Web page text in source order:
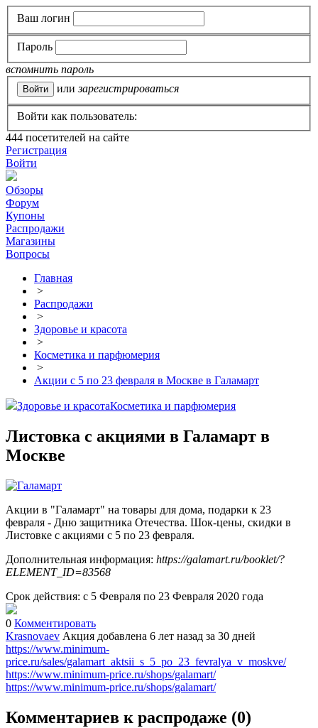
Ваш логин
Пароль
вспомнить пароль
или зарегистрироваться
Войти как пользователь:
444 посетителей на сайте
Регистрация
Войти
Обзоры
Форум
Купоны
Распродажи
Магазины
Вопросы
Главная
>
Распродажи
>
Здоровье и красота
>
Косметика и парфюмерия
>
Акции с 5 по 23 февраля в Москве в Галамарт
Здоровье и красотаКосметика и парфюмерия
Листовка с акциями в Галамарт в
Москве
Акции в "Галамарт" на товары для дома, подарки к 23
февраля - Дню защитника Отечества. Шок-цены, скидки в
Листовке с акциями с 5 по 23 февраля.
Дополнительная информация: https://galamart.ru/booklet/?
ELEMENT_ID=83568
Срок действия: с 5 Февраля по 23 Февраля 2020 года
0 Комментировать
Krasnovaev Акция добавлена 6 лет назад за 30 дней
https://www.minimum-
price.ru/sales/galamart_aktsii_s_5_po_23_fevralya_v_moskve/
https://www.minimum-price.ru/shops/galamart/
https://www.minimum-price.ru/shops/galamart/
Комментариев к распродаже (0)